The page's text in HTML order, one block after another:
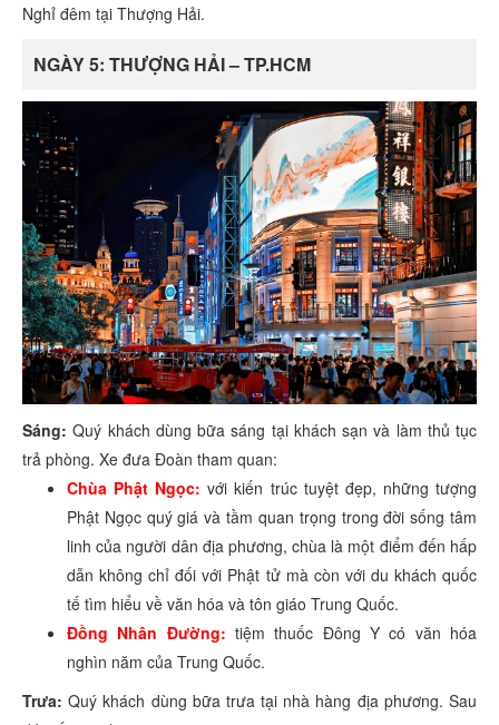
Nghỉ đêm tại Thượng Hải.
NGÀY 5: THƯỢNG HẢI – TP.HCM
Sáng: Quý khách dùng bữa sáng tại khách sạn và làm thủ tục
trả phòng. Xe đưa Đoàn tham quan:
Chùa Phật Ngọc: với kiến trúc tuyệt đẹp, những tượng
Phật Ngọc quý giá và tầm quan trọng trong đời sống tâm
linh của người dân địa phương, chùa là một điểm đến hấp
dẫn không chỉ đối với Phật tử mà còn với du khách quốc
tế tìm hiểu về văn hóa và tôn giáo Trung Quốc.
Đồng Nhân Đường: tiệm thuốc Đông Y có văn hóa
nghìn năm của Trung Quốc.
Trưa: Quý khách dùng bữa trưa tại nhà hàng địa phương. Sau